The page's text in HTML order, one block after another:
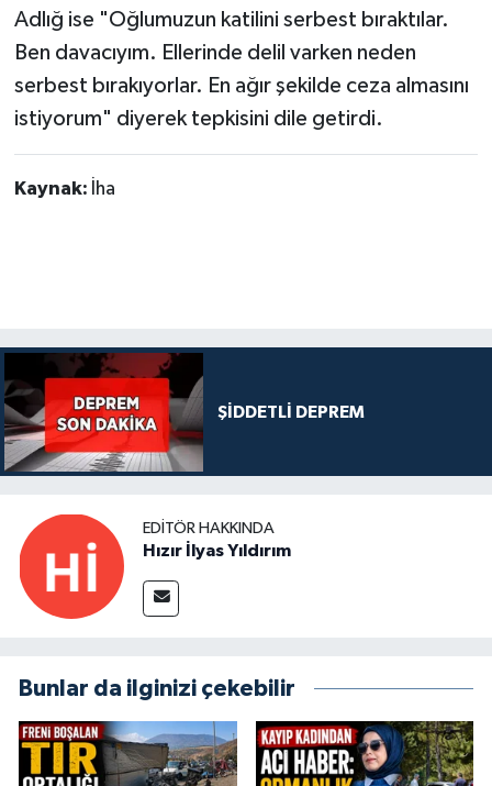
Adlığ ise "Oğlumuzun katilini serbest bıraktılar.
Ben davacıyım. Ellerinde delil varken neden
serbest bırakıyorlar. En ağır şekilde ceza almasını
istiyorum" diyerek tepkisini dile getirdi.
Kaynak: İha
ŞİDDETLİ DEPREM
EDITÖR HAKKINDA
Hızır İlyas Yıldırım
Bunlar da ilginizi çekebilir